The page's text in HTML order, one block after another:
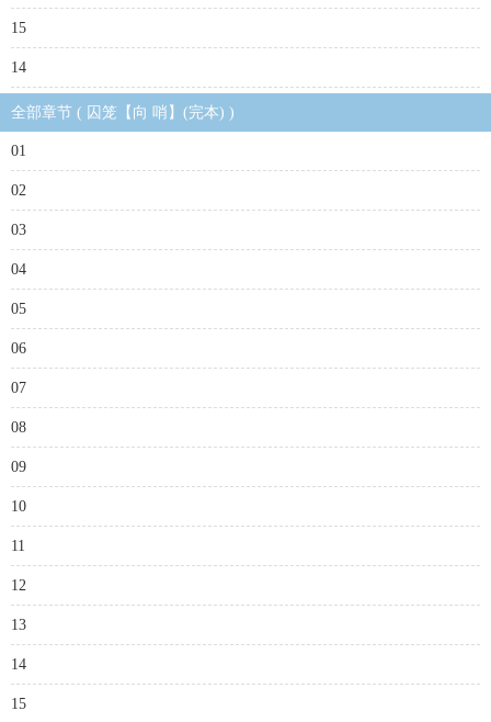
15
14
全部章节 ( 囚笼【向 哨】(完本) )
01
02
03
04
05
06
07
08
09
10
11
12
13
14
15